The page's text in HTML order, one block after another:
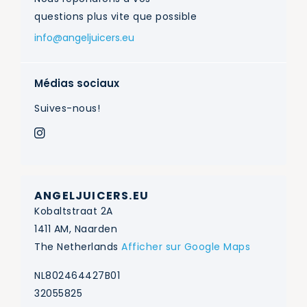
questions plus vite que possible
info@angeljuicers.eu
Médias sociaux
Suives-nous!
ANGELJUICERS.EU
Kobaltstraat 2A
1411 AM, Naarden
The Netherlands Afficher sur Google Maps
NL802464427B01
32055825